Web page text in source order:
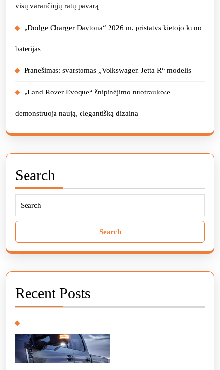
visų varančiųjų ratų pavarą
„Dodge Charger Daytona“ 2026 m. pristatys kietojo kūno
baterijas
Pranešimas: svarstomas „Volkswagen Jetta R“ modelis
„Land Rover Evoque“ šnipinėjimo nuotraukose
demonstruoja naują, elegantišką dizainą
Search
Search
Recent Posts